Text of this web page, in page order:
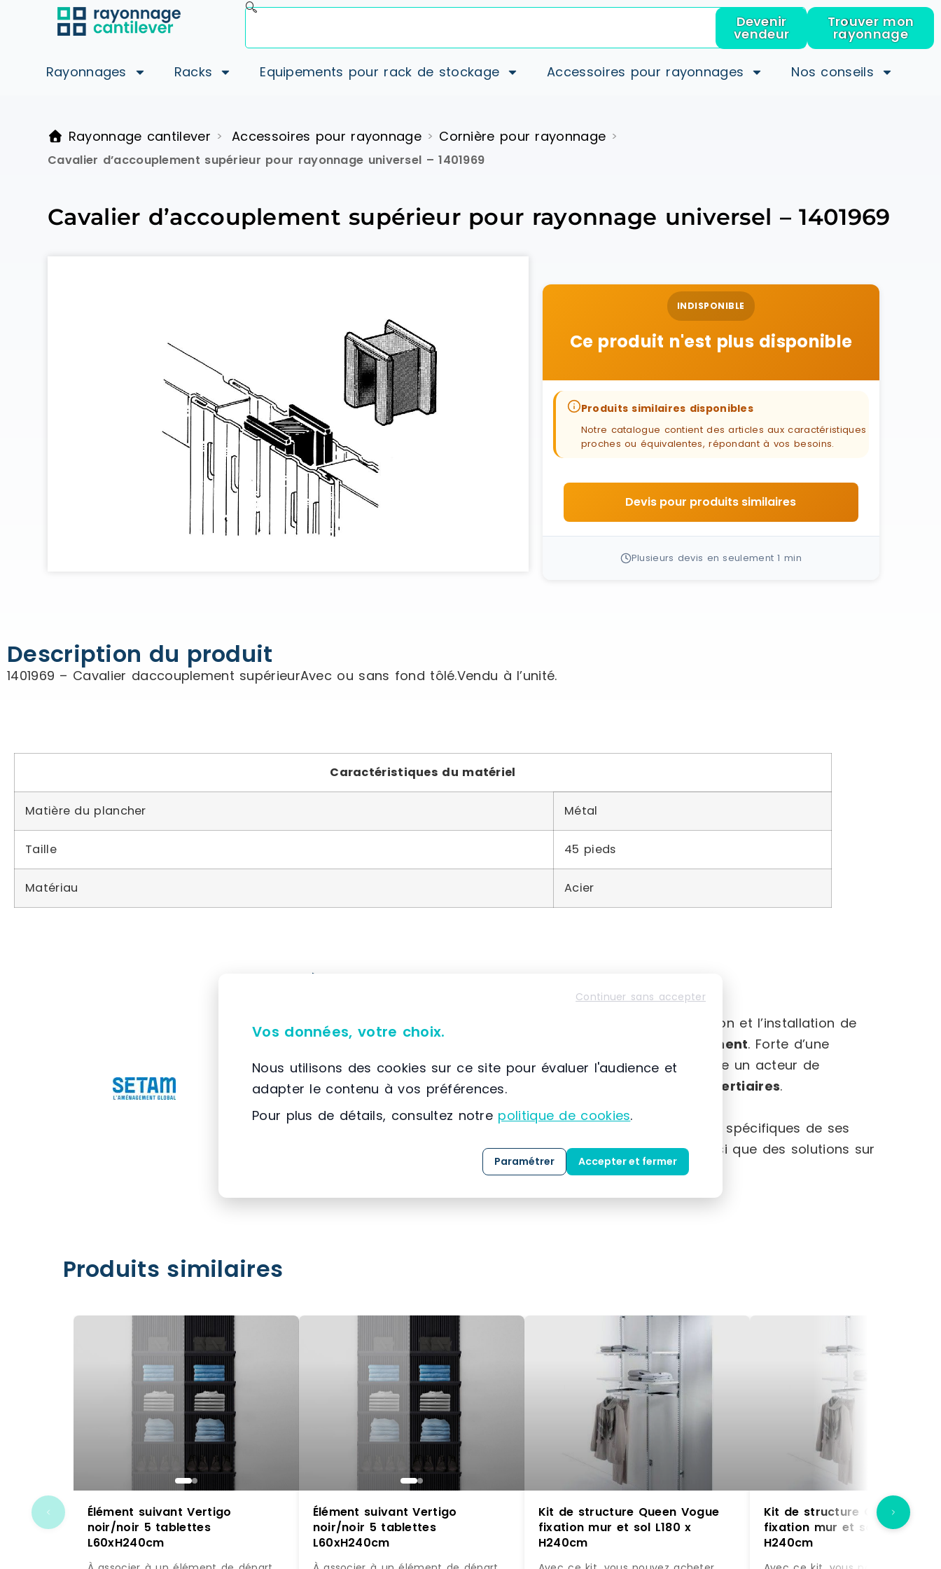
Devenir
vendeur
Trouver mon
rayonnage
Rayonnages Racks Equipements pour rack de stockage Accessoires pour rayonnages Nos conseils
Rayonnage cantilever > Accessoires pour rayonnage > Cornière pour rayonnage >
Cavalier d’accouplement supérieur pour rayonnage universel – 1401969
Cavalier d’accouplement supérieur pour rayonnage universel – 1401969
INDISPONIBLE
Ce produit n'est plus disponible
Produits similaires disponibles
Notre catalogue contient des articles aux caractéristiques
proches ou équivalentes, répondant à vos besoins.
Devis pour produits similaires
Plusieurs devis en seulement 1 min
Description du produit
1401969 – Cavalier daccouplement supérieurAvec ou sans fond tôlé.Vendu à l’unité.
Caractéristiques du matériel
Matière du plancher Métal
Taille 45 pieds
Matériau Acier
📌 Située à France, SCIONZIER, (74) Auvergne-Rhône-Alpes
SETAM
est spécialisée dans la conception, la commercialisation et l’installation de
solutions dédiées au
rangement. Forte d’une
expertise développée depuis 1974, l’entreprise s’impose comme un acteur de
référence dans l’aménagement des espaces industriels et tertiaires.
Grâce à une maîtrise approfondie des métiers et des besoins spécifiques de ses
clients, SETAM propose une gamme complète de produits ainsi que des solutions sur
clé en main.
Produits similaires
Élément suivant Vertigo
noir/noir 5 tablettes
L60xH240cm
Élément suivant Vertigo
noir/noir 5 tablettes
L60xH240cm
Kit de structure Queen Vogue
fixation mur et sol L180 x
H240cm
Kit de structure Queen
fixation mur et sol L180 x
H240cm
Continuer sans accepter
Vos données, votre choix.
Nous utilisons des cookies sur ce site pour évaluer l'audience et
adapter le contenu à vos préférences.
Pour plus de détails, consultez notre politique de cookies.
Paramétrer Accepter et fermer